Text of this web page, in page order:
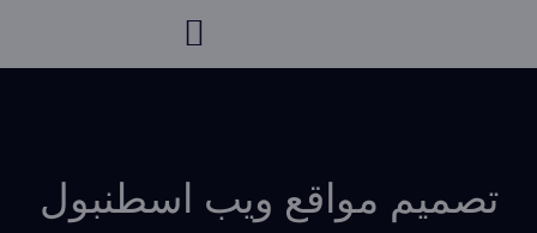
تصميم مواقع ويب اسطنبول